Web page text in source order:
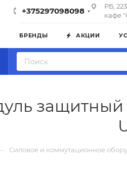
+375297098098
РБ,
кафе
БРЕНДЫ АКЦИИ
защитный
Силовое и коммутационное